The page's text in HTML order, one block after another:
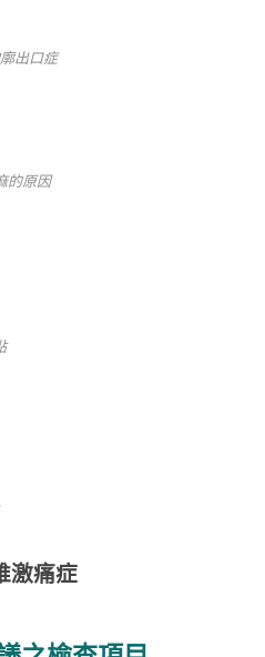
出口症
的原因
激痛症